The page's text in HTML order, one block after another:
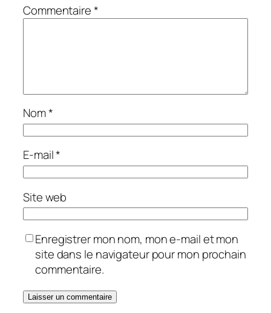
Commentaire*
Nom*
E-mail*
Site web
Enregistrer mon nom, mon e-mail et mon
site dans le navigateur pour mon prochain
commentaire.